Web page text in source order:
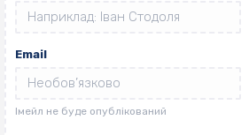
Email